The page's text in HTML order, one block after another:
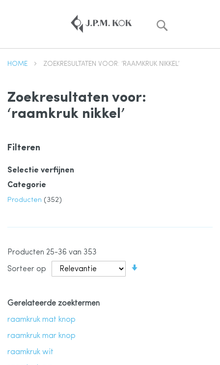
HOME ZOEKRESULTATEN VOOR: ‘RAAMKRUK NIKKEL’
Zoekresultaten voor:
‘raamkruk nikkel’
Producten 25-36 van 353
Sorteer op
Gerelateerde zoektermen
raamkruk mat knop
raamkruk mar knop
raamkruk wit
Filteren
Selectie verfijnen
Categorie
Producten 352
product